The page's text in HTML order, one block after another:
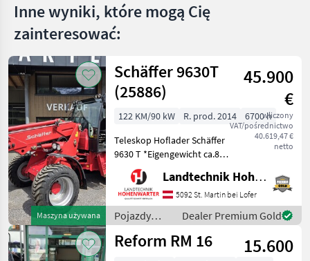
Inne wyniki, które mogą Cię
zainteresować:
Maszyna używana
Schäffer 9630T
(25886)
45.900
€
wliczony
VAT/pośrednictwo
40.619,47 €
netto
122 KM/90 kW R. prod. 2014
6700 h
Teleskop Hoflader Schäffer
9630 T *Eigengewicht ca.8 t
*Bereifung 400/55-22, 5
*Kipplast 4200 kg
*Radstand 2.52 m
*Fahrgeschwindigkeit 20
km/h *Wenderadius innen
4.7
Landtechnik Hohenwarter GmbH
5092 St. Martin bei Lofer
Pojazdy
silnikowe
rolnicze /
Dealer Premium Gold
Reform RM 16
15.600